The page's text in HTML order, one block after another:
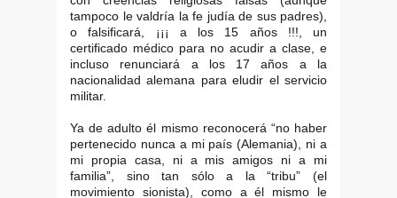
tampoco le valdría la fe judía de sus padres),
o falsificará, ¡¡¡ a los 15 años !!!, un
certificado médico para no acudir a clase, e
incluso renunciará a los 17 años a la
nacionalidad alemana para eludir el servicio
militar.
Ya de adulto él mismo reconocerá “no haber
pertenecido nunca a mi país (Alemania), ni a
mi propia casa, ni a mis amigos ni a mi
familia”, sino tan sólo a la “tribu” (el
movimiento sionista), como a él mismo le